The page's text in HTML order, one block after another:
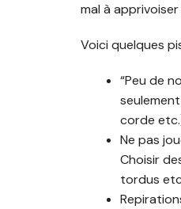
mal à
Voici quelques
“Peu de
corde
Ne pas
Choisir
tordus